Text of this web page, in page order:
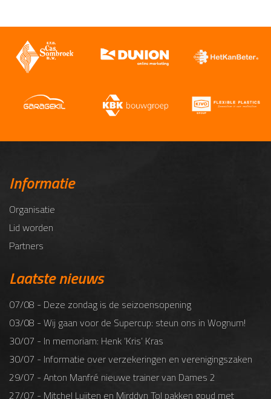
Informatie
Organisatie
Lid worden
Partners
Laatste nieuws
07/08 - Deze zondag is de seizoensopening
03/08 - Wij gaan voor de Supercup: steun ons in Wognum!
30/07 - In memoriam: Henk ‘Kris’ Kras
30/07 - Informatie over verzekeringen en verenigingszaken
29/07 - Anton Manfré nieuwe trainer van Dames 2
27/07 - Mitchel Luijten en Mirddyn Tol pakken goud met